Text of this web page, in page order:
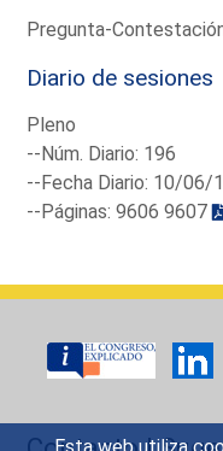
Pregunta-
Diario de sesiones
Pleno
--Núm. Diario: 196
--Fecha Diario: 10/06/
--Páginas: 9606 9607